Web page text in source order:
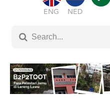
ENG NED